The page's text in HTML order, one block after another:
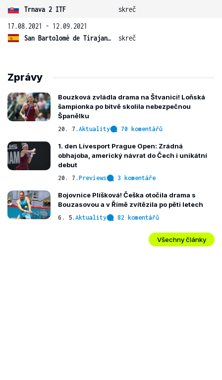
Trnava 2 ITF
skreč
17.08.2021 - 12.09.2021
San Bartolomé de Tirajana 2 ITF
skreč
Zprávy
Bouzková zvládla drama na Štvanici! Loňská
šampionka po bitvě skolila nebezpečnou
Španělku
20. 7. Aktuality 70 komentářů
1. den Livesport Prague Open: Zrádná
obhajoba, americký návrat do Čech i unikátní
debut
20. 7. Previews 3 komentáře
Bojovnice Plíšková! Češka otočila drama s
Bouzasovou a v Římě zvítězila po pěti letech
6. 5. Aktuality 82 komentářů
Všechny články